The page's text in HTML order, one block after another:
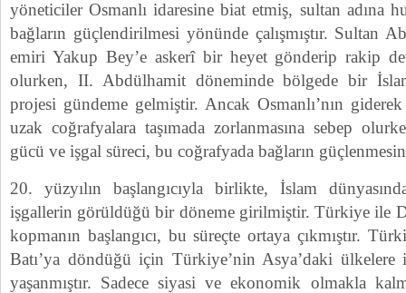
yöneticiler Osmanlı idaresine biat etmiş, sultan adına
bağların güçlendirilmesi yönünde çalışmıştır. Sultan
emiri Yakup Bey’e askerî bir heyet gönderip rakip
olurken, II. Abdülhamit döneminde bölgede bir
projesi gündeme gelmiştir. Ancak Osmanlı’nın
uzak coğrafyalara taşımada zorlanmasına sebep
gücü ve işgal süreci, bu coğrafyada bağların
20. yüzyılın başlangıcıyla birlikte, İslam
işgallerin görüldüğü bir döneme girilmiştir. Türkiye ile
kopmanın başlangıcı, bu süreçte ortaya çıkmıştır.
Batı’ya döndüğü için Türkiye’nin Asya’daki
yaşanmıştır. Sadece siyasi ve ekonomik olmakla